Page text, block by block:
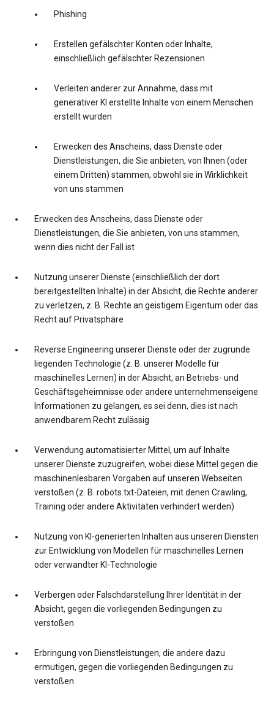
Phishing
Erstellen gefälschter Konten oder Inhalte,
einschließlich gefälschter Rezensionen
Verleiten anderer zur Annahme, dass mit
generativer KI erstellte Inhalte von einem Menschen
erstellt wurden
Erwecken des Anscheins, dass Dienste oder
Dienstleistungen, die Sie anbieten, von Ihnen (oder
einem Dritten) stammen, obwohl sie in Wirklichkeit
von uns stammen
Erwecken des Anscheins, dass Dienste oder
Dienstleistungen, die Sie anbieten, von uns stammen,
wenn dies nicht der Fall ist
Nutzung unserer Dienste (einschließlich der dort
bereitgestellten Inhalte) in der Absicht, die Rechte anderer
zu verletzen, z. B. Rechte an geistigem Eigentum oder das
Recht auf Privatsphäre
Reverse Engineering unserer Dienste oder der zugrunde
liegenden Technologie (z. B. unserer Modelle für
maschinelles Lernen) in der Absicht, an Betriebs- und
Geschäftsgeheimnisse oder andere unternehmenseigene
Informationen zu gelangen, es sei denn, dies ist nach
anwendbarem Recht zulässig
Verwendung automatisierter Mittel, um auf Inhalte
unserer Dienste zuzugreifen, wobei diese Mittel gegen die
maschinenlesbaren Vorgaben auf unseren Webseiten
verstoßen (z. B. robots.txt-Dateien, mit denen Crawling,
Training oder andere Aktivitäten verhindert werden)
Nutzung von KI-generierten Inhalten aus unseren Diensten
zur Entwicklung von Modellen für maschinelles Lernen
oder verwandter KI-Technologie
Verbergen oder Falschdarstellung Ihrer Identität in der
Absicht, gegen die vorliegenden Bedingungen zu
verstoßen
Erbringung von Dienstleistungen, die andere dazu
ermutigen, gegen die vorliegenden Bedingungen zu
verstoßen